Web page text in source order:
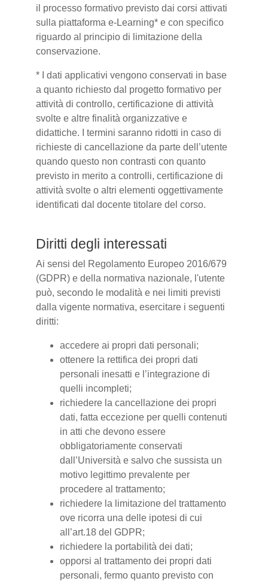
il processo formativo previsto dai corsi attivati
sulla piattaforma e-Learning* e con specifico
riguardo al principio di limitazione della
conservazione.
* I dati applicativi vengono conservati in base
a quanto richiesto dal progetto formativo per
attività di controllo, certificazione di attività
svolte e altre finalità organizzative e
didattiche. I termini saranno ridotti in caso di
richieste di cancellazione da parte dell’utente
quando questo non contrasti con quanto
previsto in merito a controlli, certificazione di
attività svolte o altri elementi oggettivamente
identificati dal docente titolare del corso.
Diritti degli interessati
Ai sensi del Regolamento Europeo 2016/679
(GDPR) e della normativa nazionale, l'utente
può, secondo le modalità e nei limiti previsti
dalla vigente normativa, esercitare i seguenti
diritti:
accedere ai propri dati personali;
ottenere la rettifica dei propri dati
personali inesatti e l’integrazione di
quelli incompleti;
richiedere la cancellazione dei propri
dati, fatta eccezione per quelli contenuti
in atti che devono essere
obbligatoriamente conservati
dall’Università e salvo che sussista un
motivo legittimo prevalente per
procedere al trattamento;
richiedere la limitazione del trattamento
ove ricorra una delle ipotesi di cui
all’art.18 del GDPR;
richiedere la portabilità dei dati;
opporsi al trattamento dei propri dati
personali, fermo quanto previsto con